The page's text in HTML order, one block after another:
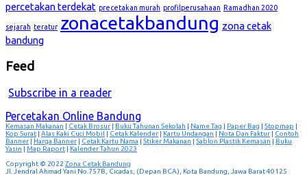
percetakan terdekat precetakan murah profilperusahaan Ramadhan 2020
sejarah teratur zonacetakbandung zona cetak
bandung
Feed
Subscribe in a reader
Percetakan Online Bandung
Kemasan Makanan Cetak Brosur Buku Tahunan Sekolah Name Tag Paper Bag Stopmap
Kop Surat
Alas Kaki Cuci Mobil Cetak Kalender Kartu Undangan Nota Dan Faktur
Contoh
Banner
Harga Banner Cetak Kartu Nama Stiker Makanan Sablon Plastik Kemasan
Buku
Yasin
Map Raport
Kalender Tahun 2023
Copyright © 2022Zona Cetak Bandung
Jl. Jendral Ahmad Yani No.757B, Cicadas, (Depan BCA), Kota Bandung, Jawa Barat 40125